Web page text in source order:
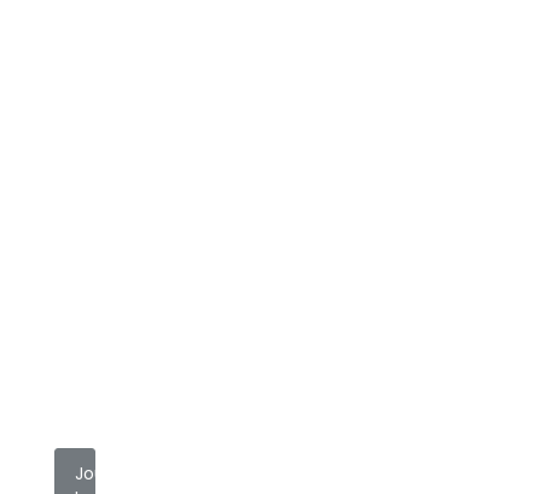
Jouw